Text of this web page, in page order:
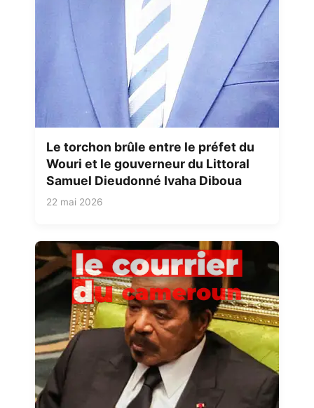
Le torchon brûle entre le préfet du
Wouri et le gouverneur du Littoral
Samuel Dieudonné Ivaha Diboua
22 mai 2026